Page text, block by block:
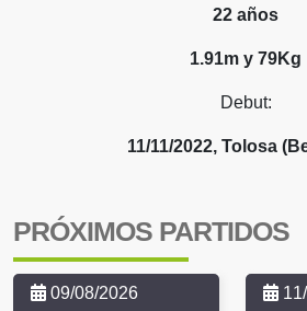
22 años
1.91m y 79Kg
Debut:
11/11/2022, Tolosa
PRÓXIMOS PARTIDOS
09/08/2026